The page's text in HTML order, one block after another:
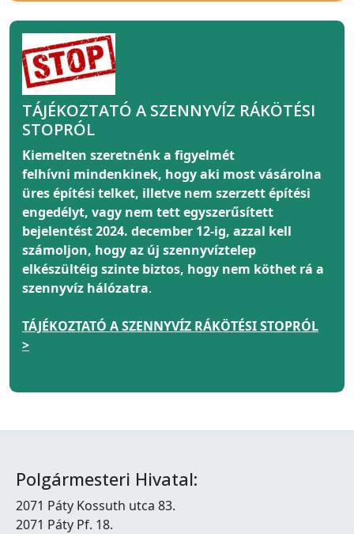
TÁJÉKOZTATÓ A SZENNYVÍZ RÁKÖTÉSI
STOPRÓL
Kiemelten szeretnénk a figyelmét
felhívni mindenkinek, hogy aki most vásárolna
üres építési telket, illetve nem szerzett építési
engedélyt, vagy nem tett egyszerűsített
bejelentést 2024. december 12-ig, azzal kell
számoljon, hogy az új szennyvíztelep
elkészültéig szinte biztos, hogy nem köthet rá a
szennyvíz hálózatra.
TÁJÉKOZTATÓ A SZENNYVÍZ RÁKÖTÉSI STOPRÓL
>
Polgármesteri Hivatal:
2071 Páty Kossuth utca 83.
2071 Páty Pf. 18.